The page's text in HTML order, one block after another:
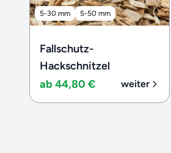
5-30 mm 5-50 mm
Fallschutz-
Hackschnitzel
ab 44,80 €
weiter